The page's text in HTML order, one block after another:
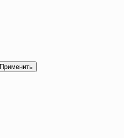
Применить